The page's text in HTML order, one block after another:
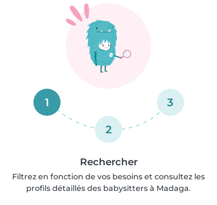
1
2
3
Rechercher
Filtrez en fonction de vos besoins et consultez les
profils détaillés des babysitters à Madaga.